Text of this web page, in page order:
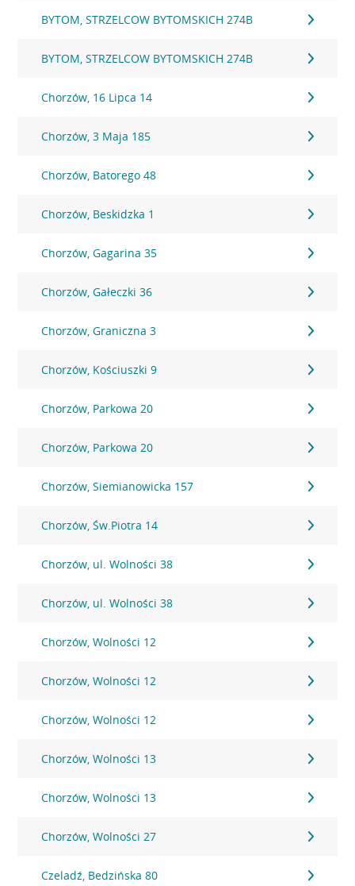
BYTOM, STRZELCOW BYTOMSKICH 274B
BYTOM, STRZELCOW BYTOMSKICH 274B
Chorzów, 16 Lipca 14
Chorzów, 3 Maja 185
Chorzów, Batorego 48
Chorzów, Beskidzka 1
Chorzów, Gagarina 35
Chorzów, Gałeczki 36
Chorzów, Graniczna 3
Chorzów, Kościuszki 9
Chorzów, Parkowa 20
Chorzów, Parkowa 20
Chorzów, Siemianowicka 157
Chorzów, Św.Piotra 14
Chorzów, ul. Wolności 38
Chorzów, ul. Wolności 38
Chorzów, Wolności 12
Chorzów, Wolności 12
Chorzów, Wolności 12
Chorzów, Wolności 13
Chorzów, Wolności 13
Chorzów, Wolności 27
Czeladź, Bedzińska 80